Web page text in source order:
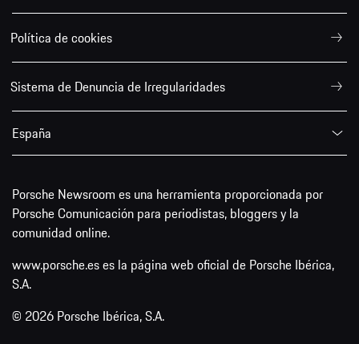
Política de cookies
Sistema de Denuncia de Irregularidades
España
Porsche Newsroom es una herramienta proporcionada por
Porsche Comunicación para periodistas, bloggers y la
comunidad online.
www.porsche.es es la página web oficial de Porsche Ibérica,
S.A.
© 2026 Porsche Ibérica, S.A.